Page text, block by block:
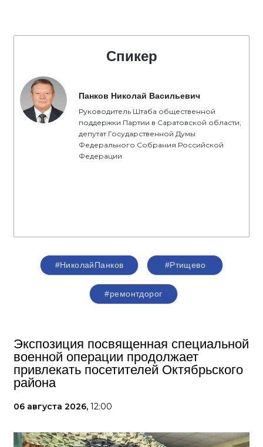
Спикер
Панков Николай Васильевич
Руководитель Штаба общественной
поддержки Партии в Саратовской области,
депутат Государственной Думы
Федерального Собрания Российской
Федерации
#НиколайПанков #Ртищево
#ремонтдорог
Экспозиция посвященная специальной
военной операции продолжает
привлекать посетителей Октябрьского
района
06 августа 2026, 12:00